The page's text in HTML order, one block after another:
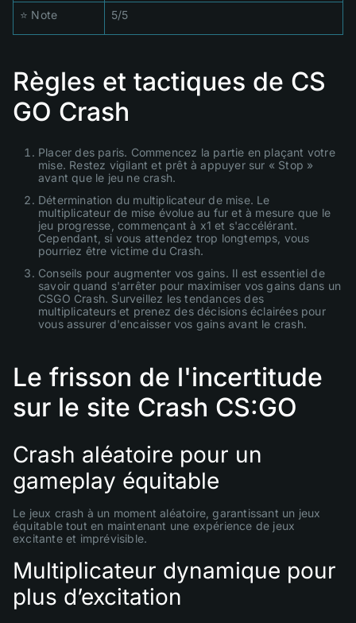
⭐ Note 5/5
Règles et tactiques de CS
GO Crash
Placer des paris. Commencez la partie en plaçant votre
mise. Restez vigilant et prêt à appuyer sur « Stop »
avant que le jeu ne crash.
Détermination du multiplicateur de mise. Le
multiplicateur de mise évolue au fur et à mesure que le
jeu progresse, commençant à x1 et s'accélérant.
Cependant, si vous attendez trop longtemps, vous
pourriez être victime du Crash.
Conseils pour augmenter vos gains. Il est essentiel de
savoir quand s'arrêter pour maximiser vos gains dans un
CSGO Crash. Surveillez les tendances des
multiplicateurs et prenez des décisions éclairées pour
vous assurer d'encaisser vos gains avant le crash.
Le frisson de l'incertitude
sur le site Crash CS:GO
Crash aléatoire pour un
gameplay équitable
Le jeux crash à un moment aléatoire, garantissant un jeux
équitable tout en maintenant une expérience de jeux
excitante et imprévisible.
Multiplicateur dynamique pour
plus d’excitation